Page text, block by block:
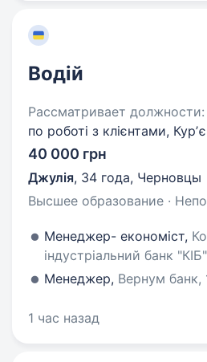
Водій
Рассматривает должности:
по роботі з клієнтами,
40 000 грн
Джулія, 34 года, Черновцы
Высшее образование ·
Менеджер- економіст,
індустріальний банк
Менеджер, Вернум банк,
1 час назад